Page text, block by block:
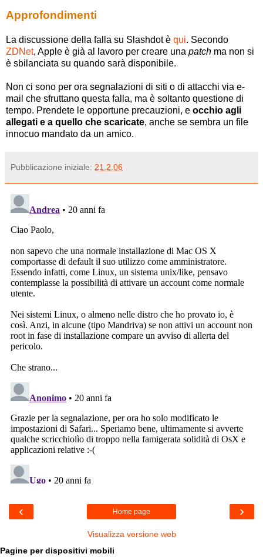
Approfondimenti
La discussione della falla su Slashdot è qui. Secondo
ZDNet, Apple è già al lavoro per creare una patch ma non si
è sbilanciata su quando sarà disponibile.
Non ci sono per ora segnalazioni di siti o di attacchi via e-
mail che sfruttano questa falla, ma è soltanto questione di
tempo. Prendete le opportune precauzioni, e occhio agli
allegati e a quello che scaricate, anche se sembra un file
innocuo mandato da un amico.
Pubblicazione iniziale: 21.2.06
‹ ›
Home page
Visualizza versione web
Pagine per dispositivi mobili